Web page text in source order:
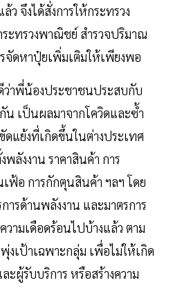
ว จึงได้สั่งการให้กระทรวง
ะทรวงพาณิชย์ สำรวจปริมาณ
ดหาปุ๋ยเพิ่มเติมให้เพียงพอ
าพี่น้องประชาชนประสบกับ
น เป็นผลมาจากโควิดและซ้ำ
แย้งที่เกิดขึ้นในต่างประเทศ
ลังงาน ราคาสินค้า การ
ฟ้อ การกักตุนสินค้า ฯลฯ โดย
รด้านพลังงาน และมาตรการ
วามเดือดร้อนไปบ้างแล้ว ตาม
งเป้าเฉพาะกลุ่ม เพื่อไม่ให้เกิด
ผู้รับบริการ หรือสร้างความ